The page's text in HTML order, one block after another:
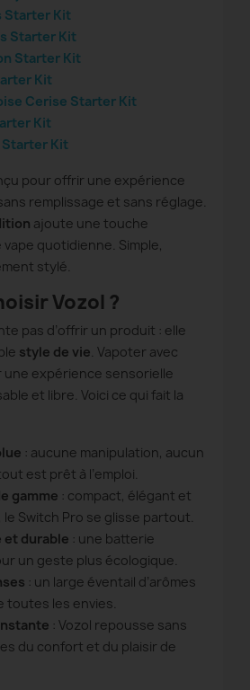
Starter Kit
Starter Kit
Starter Kit
Kit
Cerise Starter Kit
Kit
Starter Kit
pour offrir une expérience
remplissage et sans réglage.
ajoute une touche
vape quotidienne. Simple,
stylé.
Vozol ?
pas d’offrir un produit : elle
style de vie. Vapoter avec
une expérience sensorielle
et libre. Voici ce qui fait la
: aucune manipulation, aucun
est prêt à l’emploi.
gamme : compact, élégant et
Switch Pro se glisse partout.
et durable : une batterie
un geste plus écologique.
: un large éventail d’arômes
toutes les envies.
: Vozol repousse sans
du confort et du plaisir de